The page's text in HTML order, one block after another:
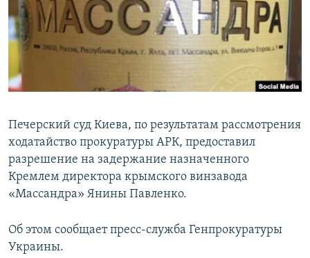
ПОБЕДИТЕЛЕЙ НЕ СУДЯТ?
КРЫМ.НЕПОКОРЕННЫЙ
УКРАИНСКАЯ ПРОБЛЕМА КРЫМА
ПРИСОЕДИНЯЙТЕСЬ!
Печерский суд Киева, по результатам рассмотрения
ходатайство прокуратуры АРК, предоставил
разрешение на задержание назначенного
Кремлем директора крымского винзавода
«Массандра» Янины Павленко.
Об этом сообщает пресс-служба Генпрокуратуры
Украины.